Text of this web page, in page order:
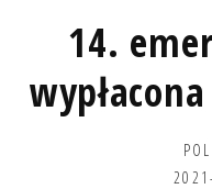
14.